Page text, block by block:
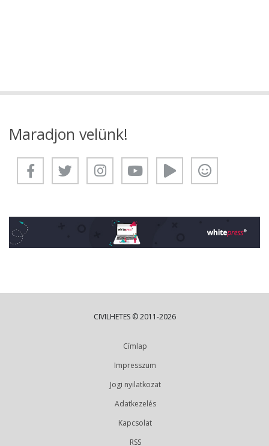
Maradjon velünk!
CIVILHETES © 2011-2026
Címlap
Impresszum
Jogi nyilatkozat
Adatkezelés
Kapcsolat
RSS